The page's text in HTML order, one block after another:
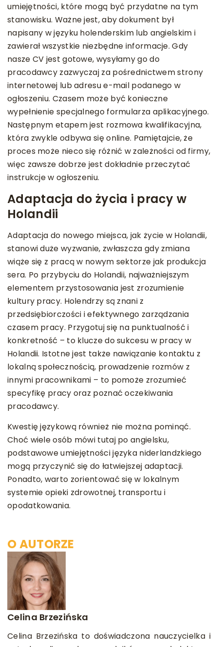
umiejętności, które mogą być przydatne na tym
stanowisku. Ważne jest, aby dokument był
napisany w języku holenderskim lub angielskim i
zawierał wszystkie niezbędne informacje. Gdy
nasze CV jest gotowe, wysyłamy go do
pracodawcy zazwyczaj za pośrednictwem strony
internetowej lub adresu e-mail podanego w
ogłoszeniu. Czasem może być konieczne
wypełnienie specjalnego formularza aplikacyjnego.
Następnym etapem jest rozmowa kwalifikacyjna,
która zwykle odbywa się online. Pamiętajcie, że
proces może nieco się różnić w zależności od firmy,
więc zawsze dobrze jest dokładnie przeczytać
instrukcje w ogłoszeniu.
Adaptacja do życia i pracy w
Holandii
Adaptacja do nowego miejsca, jak życie w Holandii,
stanowi duże wyzwanie, zwłaszcza gdy zmiana
wiąże się z pracą w nowym sektorze jak produkcja
sera. Po przybyciu do Holandii, najważniejszym
elementem przystosowania jest zrozumienie
kultury pracy. Holendrzy są znani z
przedsiębiorczości i efektywnego zarządzania
czasem pracy. Przygotuj się na punktualność i
konkretność – to klucze do sukcesu w pracy w
Holandii. Istotne jest także nawiązanie kontaktu z
lokalną społecznością, prowadzenie rozmów z
innymi pracownikami – to pomoże zrozumieć
specyfikę pracy oraz poznać oczekiwania
pracodawcy.
Kwestię językową również nie można pominąć.
Choć wiele osób mówi tutaj po angielsku,
podstawowe umiejętności języka niderlandzkiego
mogą przyczynić się do łatwiejszej adaptacji.
Ponadto, warto zorientować się w lokalnym
systemie opieki zdrowotnej, transportu i
opodatkowania.
O AUTORZE
Celina Brzezińska
Celina Brzezińska to doświadczona nauczycielka i